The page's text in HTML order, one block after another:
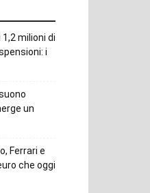
milioni di
i
un
Ferrari e
che oggi